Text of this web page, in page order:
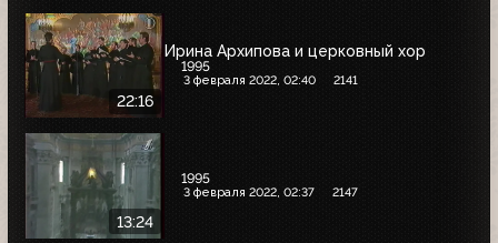
22:16
Ирина Архипова и церковный хор
1995
3 февраля 2022, 02:40 2141
13:24
1995
3 февраля 2022, 02:37 2147